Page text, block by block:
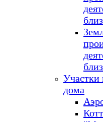
Участки
дома